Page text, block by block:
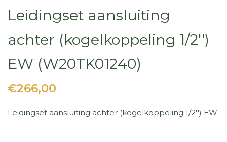
Leidingset aansluiting
achter (kogelkoppeling 1/2'')
EW (W20TK01240)
€266,00
Leidingset aansluiting achter (kogelkoppeling 1/2'') EW